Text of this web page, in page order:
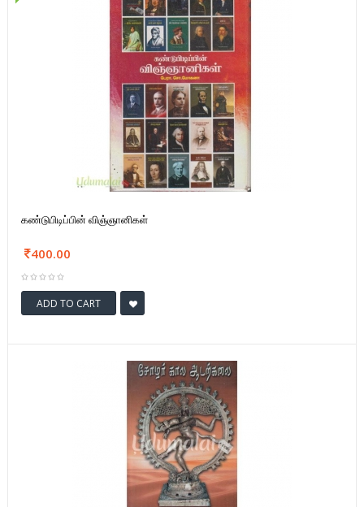
கண்டுபிடிப்பின் விஞ்ஞானிகள்
400.00
ADD TO CART